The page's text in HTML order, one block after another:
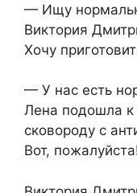
— Ищу
Виктория
Хочу
— У нас есть
Лена подошла к
сковороду с
Вот,